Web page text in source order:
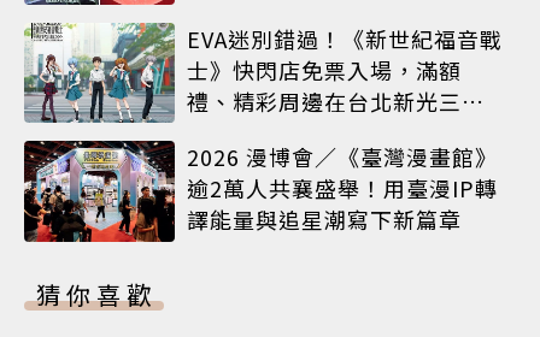
EVA迷別錯過！《新世紀福音戰
士》快閃店免票入場，滿額
禮、精彩周邊在台北新光三越
2026 漫博會／《臺灣漫畫館》
逾2萬人共襄盛舉！用臺漫IP轉
譯能量與追星潮寫下新篇章
猜你喜歡